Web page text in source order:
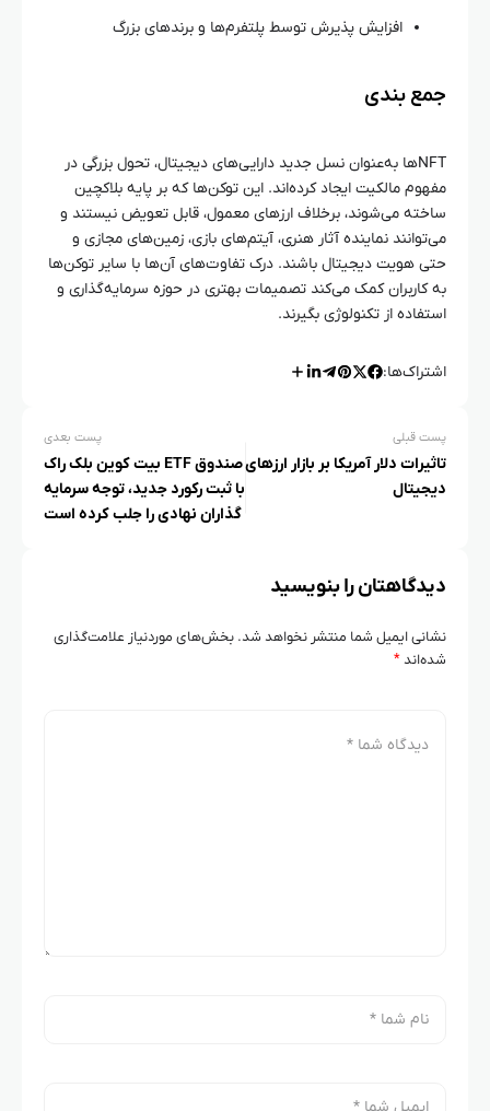
افزایش پذیرش توسط پلتفرم‌ها و برندهای بزرگ
جمع‌ بندی
NFTها به‌عنوان نسل جدید دارایی‌های دیجیتال، تحول بزرگی در
مفهوم مالکیت ایجاد کرده‌اند. این توکن‌ها که بر پایه بلاکچین
ساخته می‌شوند، برخلاف ارزهای معمول، قابل تعویض نیستند و
می‌توانند نماینده آثار هنری، آیتم‌های بازی، زمین‌های مجازی و
حتی هویت دیجیتال باشند. درک تفاوت‌های آن‌ها با سایر توکن‌ها
به کاربران کمک می‌کند تصمیمات بهتری در حوزه سرمایه‌گذاری و
استفاده از تکنولوژی بگیرند.
اشتراک‌ها:
پست قبلی
تاثیرات دلار آمریکا بر بازار ارزهای
دیجیتال
پست بعدی
صندوق ETF بیت کوین بلک راک
با ثبت رکورد جدید، توجه سرمایه‌
گذاران نهادی را جلب کرده است
دیدگاهتان را بنویسید
نشانی ایمیل شما منتشر نخواهد شد. بخش‌های موردنیاز علامت‌گذاری
شده‌اند*